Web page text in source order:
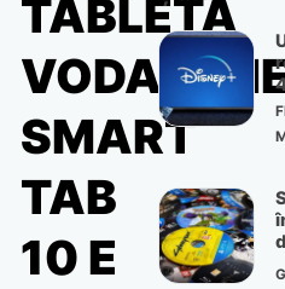
TABLETA
SMART
TAB
10 E